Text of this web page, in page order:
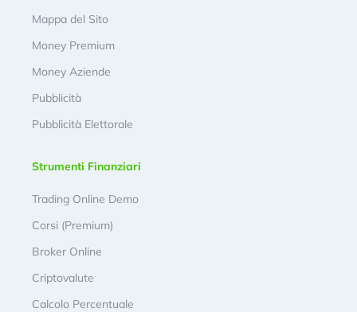
Mappa del Sito
Money Premium
Money Aziende
Pubblicità
Pubblicità Elettorale
Strumenti Finanziari
Trading Online Demo
Corsi (Premium)
Broker Online
Criptovalute
Calcolo Percentuale